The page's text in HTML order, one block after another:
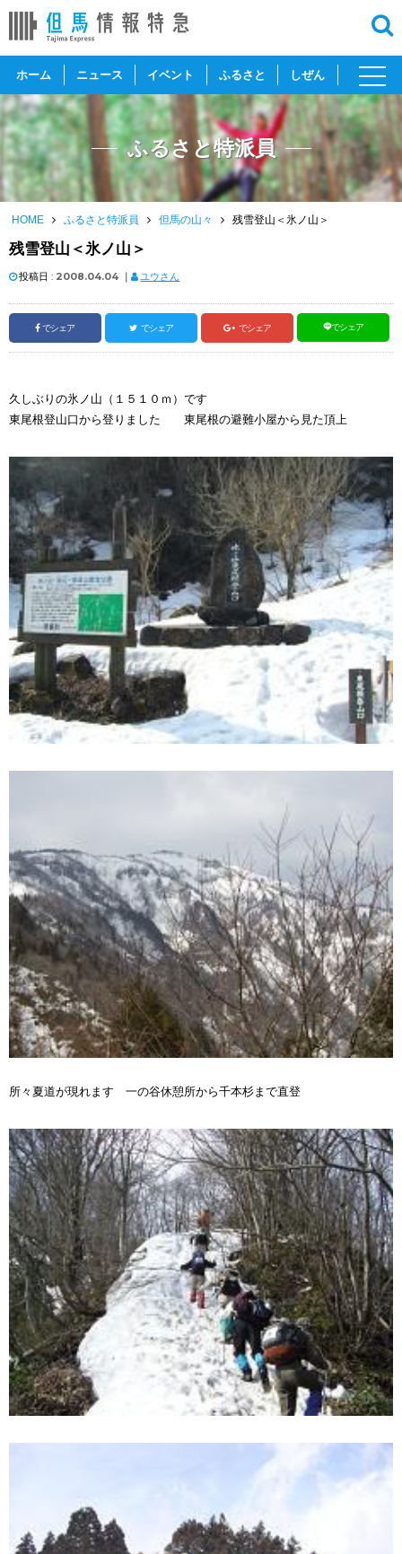
ホーム ニュース イベント ふるさと しぜん
toggle
ふるさと特派員
HOME ふるさと特派員 但馬の山々 残雪登山＜氷ノ山＞
残雪登山＜氷ノ山＞
投稿日 : 2008.04.04 ｜ ユウさん
でシェア でシェア でシェア でシェア
久しぶりの氷ノ山（１５１０ｍ）です
東尾根登山口から登りました 東尾根の避難小屋から見た頂上
所々夏道が現れます 一の谷休憩所から千本杉まで直登